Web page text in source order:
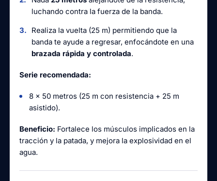
luchando contra la fuerza de la banda.
Realiza la vuelta (25 m) permitiendo que la
banda te ayude a regresar, enfocándote en una
brazada rápida y controlada.
Serie recomendada:
8 x 50 metros (25 m con resistencia + 25 m
asistido).
Beneficio: Fortalece los músculos implicados en la
tracción y la patada, y mejora la explosividad en el
agua.